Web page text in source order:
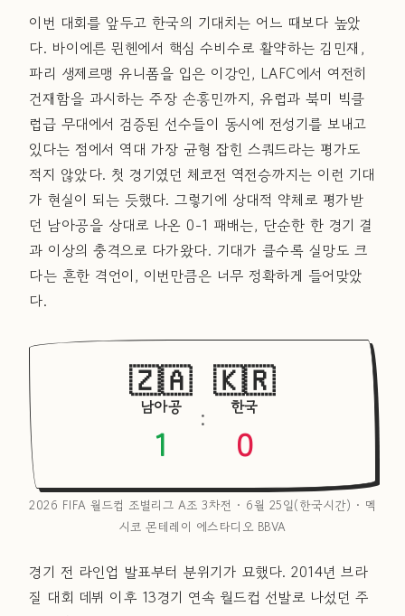
이번 대회를 앞두고 한국의 기대치는 어느 때보다 높았
다. 바이에른 뮌헨에서 핵심 수비수로 활약하는 김민재,
파리 생제르맹 유니폼을 입은 이강인, LAFC에서 여전히
건재함을 과시하는 주장 손흥민까지, 유럽과 북미 빅클
럽급 무대에서 검증된 선수들이 동시에 전성기를 보내고
있다는 점에서 역대 가장 균형 잡힌 스쿼드라는 평가도
적지 않았다. 첫 경기였던 체코전 역전승까지는 이런 기대
가 현실이 되는 듯했다. 그렇기에 상대적 약체로 평가받
던 남아공을 상대로 나온 0-1 패배는, 단순한 한 경기 결
과 이상의 충격으로 다가왔다. 기대가 클수록 실망도 크
다는 흔한 격언이, 이번만큼은 너무 정확하게 들어맞았
다.
🇿🇦
남아공
1
:
🇰🇷
한국
0
2026 FIFA 월드컵 조별리그 A조 3차전 · 6월 25일(한국시간) · 멕
시코 몬테레이 에스타디오 BBVA
경기 전 라인업 발표부터 분위기가 묘했다. 2014년 브라
질 대회 데뷔 이후 13경기 연속 월드컵 선발로 나섰던 주